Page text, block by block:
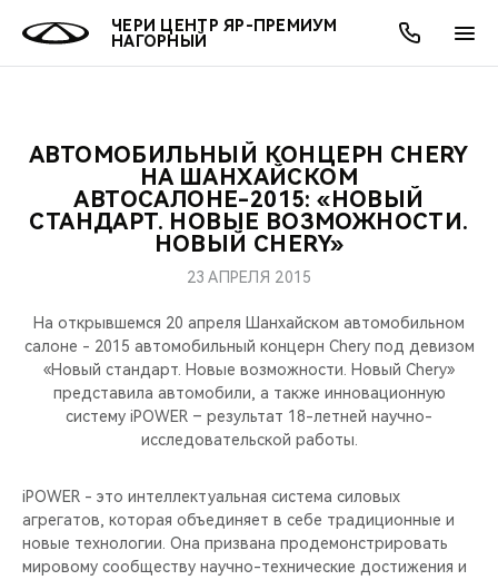
ЧЕРИ ЦЕНТР ЯР-ПРЕМИУМ
НАГОРНЫЙ
МОДЕЛИ
ВСЕ МОДЕЛИ
НОВИНКИ
ПОКУПАТЕЛЯМ
ВЫБОР И ПОКУПКА
КРЕДИТ И СТРАХОВАНИЕ
ВЛАДЕЛЬЦАМ
СЕРВИС
ЗАПЧАСТИ И АКСЕССУАРЫ
ПОДДЕРЖКА
CHERY CONNECT
МИР CHERY
АКСЕССУАРЫ
CHERY В СОЦСЕТЯХ
ЛЮДИ CHERY
БЛАГОТВОРИТЕЛЬНОСТЬ
CHERY REMOTE
CHERY И СПОРТ
АКЦИИ
ВЫГОДЫ И АКЦИИ
ОНЛАЙН СЕРВИСЫ
ВЫБОР И ПОКУПКА
О КОМПАНИИ
О НАС
АВТОМОБИЛЬНЫЙ КОНЦЕРН CHERY
НА ШАНХАЙСКОМ
АВТОСАЛОНЕ-2015: «НОВЫЙ
СТАНДАРТ. НОВЫЕ ВОЗМОЖНОСТИ.
НОВЫЙ CHERY»
23 АПРЕЛЯ 2015
На открывшемся 20 апреля Шанхайском автомобильном
салоне - 2015 автомобильный концерн Chery под девизом
«Новый стандарт. Новые возможности. Новый Chery»
представила автомобили, а также инновационную
систему iPOWER – результат 18-летней научно-
исследовательской работы.
iPOWER - это интеллектуальная система силовых
агрегатов, которая объединяет в себе традиционные и
новые технологии. Она призвана продемонстрировать
мировому сообществу научно-технические достижения и